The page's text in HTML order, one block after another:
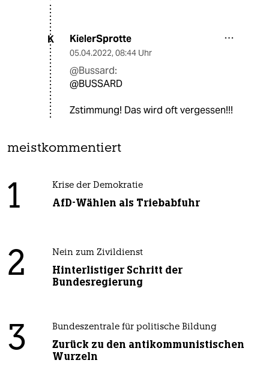
K KielerSprotte
05.04.2022, 08:44 Uhr
@Bussard:
@BUSSARD
Zstimmung! Das wird oft vergessen!!!
meistkommentiert
1 Krise der Demokratie
AfD-Wählen als Triebabfuhr
2 Nein zum Zivildienst
Hinterlistiger Schritt der
Bundesregierung
3 Bundeszentrale für politische Bildung
Zurück zu den antikommunistischen
Wurzeln